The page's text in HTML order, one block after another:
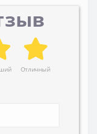
Отличный